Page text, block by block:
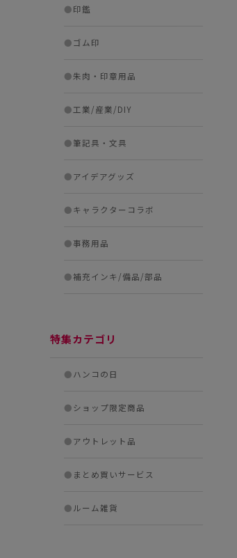
●印鑑
●ゴム印
●朱肉・印章用品
●工業/産業/DIY
●筆記具・文具
●アイデアグッズ
●キャラクターコラボ
●事務用品
●補充インキ/備品/部品
特集カテゴリ
●ハンコの日
●ショップ限定商品
●アウトレット品
● まとめ買いサービス
● ルーム雑貨